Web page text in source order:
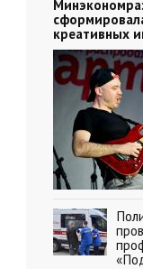
креативных